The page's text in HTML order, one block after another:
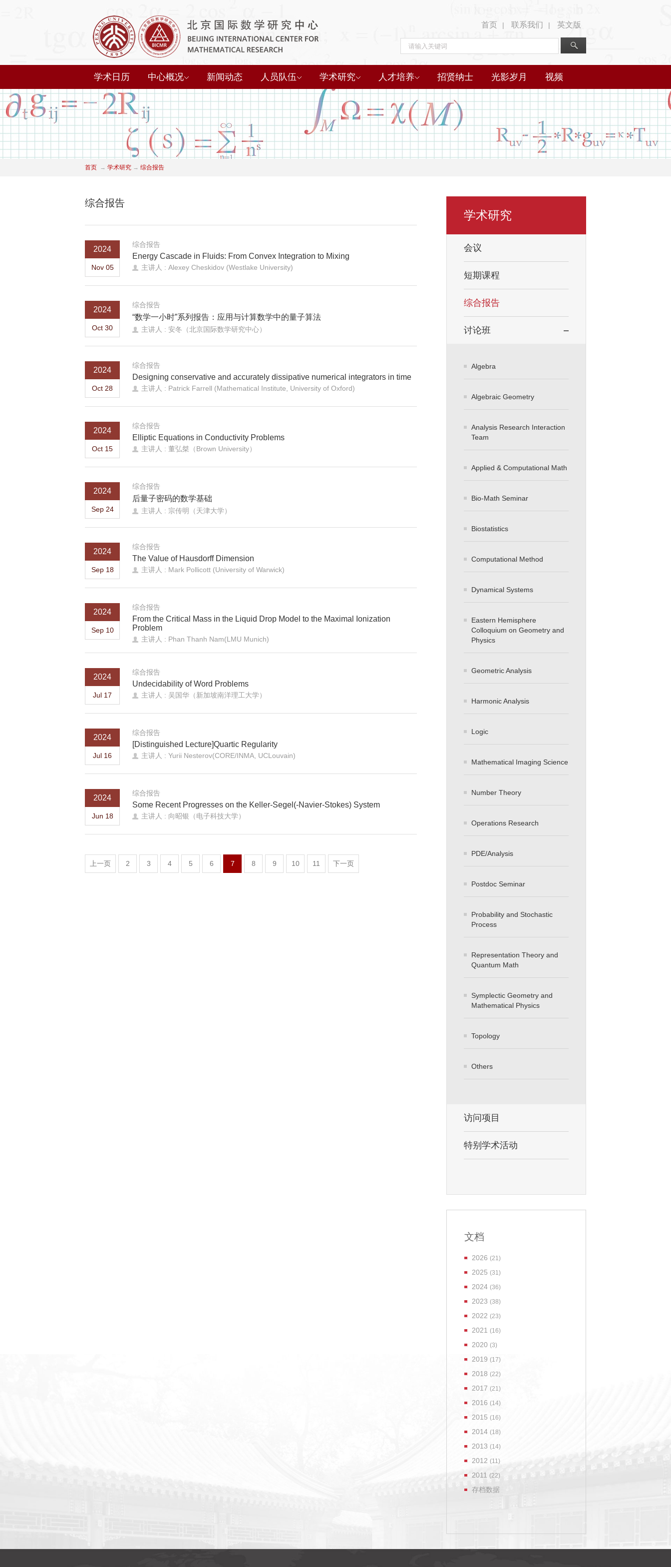
首页 | 联系我们 | 英文版
学术日历 中心概况 新闻动态 人员队伍 学术研究 人才培养 招贤纳士 光影岁月 视频
首页 → 学术研究 → 综合报告
综合报告
2024
Nov 05
综合报告
Energy Cascade in Fluids: From Convex Integration to Mixing
主讲人 : Alexey Cheskidov (Westlake University)
2024
Oct 30
综合报告
“数学一小时”系列报告：应用与计算数学中的量子算法
主讲人 : 安冬（北京国际数学研究中心）
2024
Oct 28
综合报告
Designing conservative and accurately dissipative numerical integrators in time
主讲人 : Patrick Farrell (Mathematical Institute, University of Oxford)
2024
Oct 15
综合报告
Elliptic Equations in Conductivity Problems
主讲人 : 董弘桀（Brown University）
2024
Sep 24
综合报告
后量子密码的数学基础
主讲人 : 宗传明（天津大学）
2024
Sep 18
综合报告
The Value of Hausdorff Dimension
主讲人 : Mark Pollicott (University of Warwick)
2024
Sep 10
综合报告
From the Critical Mass in the Liquid Drop Model to the Maximal Ionization
Problem
主讲人 : Phan Thanh Nam(LMU Munich)
2024
Jul 17
综合报告
Undecidability of Word Problems
主讲人 : 吴国华（新加坡南洋理工大学）
2024
Jul 16
综合报告
[Distinguished Lecture]Quartic Regularity
主讲人 : Yurii Nesterov(CORE/INMA, UCLouvain)
2024
Jun 18
综合报告
Some Recent Progresses on the Keller-Segel(-Navier-Stokes) System
主讲人 : 向昭银（电子科技大学）
上一页 2 3 4 5 6 7 8 9 10 11 下一页
学术研究
会议
短期课程
综合报告
讨论班
Algebra
Algebraic Geometry
Analysis Research Interaction
Team
Applied & Computational Math
Bio-Math Seminar
Biostatistics
Computational Method
Dynamical Systems
Eastern Hemisphere
Colloquium on Geometry and
Physics
Geometric Analysis
Harmonic Analysis
Logic
Mathematical Imaging Science
Number Theory
Operations Research
PDE/Analysis
Postdoc Seminar
Probability and Stochastic
Process
Representation Theory and
Quantum Math
Symplectic Geometry and
Mathematical Physics
Topology
Others
访问项目
特别学术活动
文档
2026 (21)
2025 (31)
2024 (36)
2023 (38)
2022 (23)
2021 (16)
2020 (3)
2019 (17)
2018 (22)
2017 (21)
2016 (14)
2015 (16)
2014 (18)
2013 (14)
2012 (11)
2011 (22)
存档数据